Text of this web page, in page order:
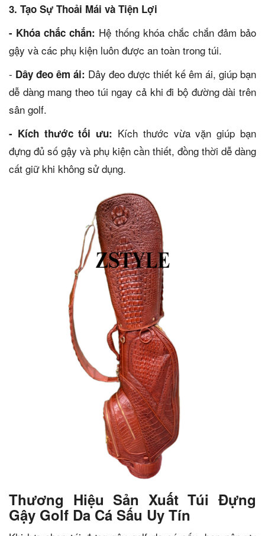
3. Tạo Sự Thoải Mái và Tiện Lợi
- Khóa chắc chắn: Hệ thống khóa chắc chắn đảm bảo
gậy và các phụ kiện luôn được an toàn trong túi.
- Dây đeo êm ái: Dây đeo được thiết kế êm ái, giúp bạn
dễ dàng mang theo túi ngay cả khi đi bộ đường dài trên
sân golf.
- Kích thước tối ưu: Kích thước vừa vặn giúp bạn
đựng đủ số gậy và phụ kiện cần thiết, đồng thời dễ dàng
cất giữ khi không sử dụng.
Thương Hiệu Sản Xuất Túi Đựng
Gậy Golf Da Cá Sấu Uy Tín